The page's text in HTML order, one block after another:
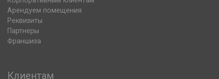
Арендуем помещения
Реквизиты
Партнеры
Франшиза
Клиентам